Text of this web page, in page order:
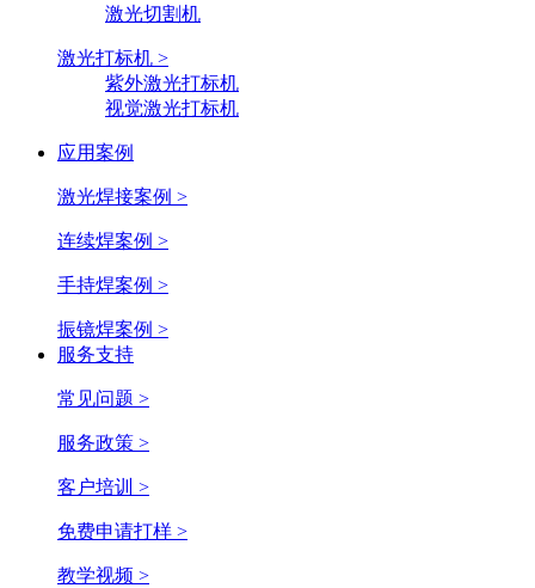
激光切割机
激光打标机 >
紫外激光打标机
视觉激光打标机
应用案例
激光焊接案例 >
连续焊案例 >
手持焊案例 >
振镜焊案例 >
服务支持
常见问题 >
服务政策 >
客户培训 >
免费申请打样 >
教学视频 >